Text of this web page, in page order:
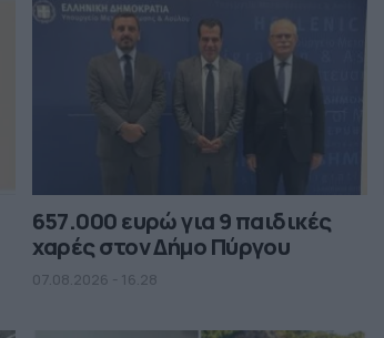
657.000 ευρώ για 9 παιδικές
χαρές στον Δήμο Πύργου
07.08.2026 - 16.28